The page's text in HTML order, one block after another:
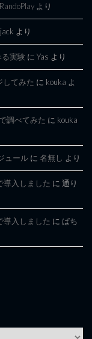
RandoPlay より
jack より
実験 に Yas より
してみた に kouka よ
調べてみた に kouka
ュール に 名無し より
導入しました に 通り
導入しました に ぱち